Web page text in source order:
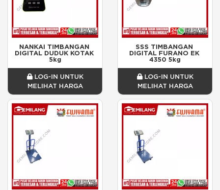
NANKAI TIMBANGAN
DIGITAL DUDUK KOTAK
5kg
LOG-IN UNTUK
MELIHAT HARGA
SSS TIMBANGAN
DIGITAL FURANO EK
4350 5kg
LOG-IN UNTUK
MELIHAT HARGA